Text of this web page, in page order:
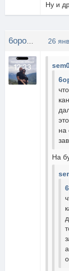
Ну и
26
на
На